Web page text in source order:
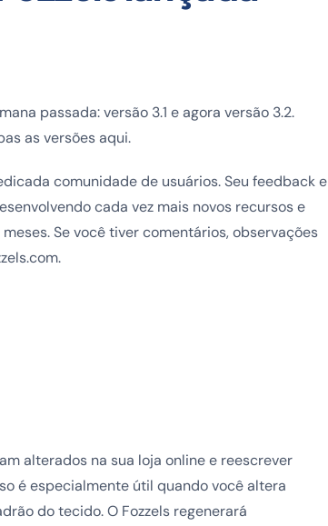
passada: versão 3.1 e agora versão 3.2.
as versões aqui.
comunidade de usuários. Seu feedback e
cada vez mais novos recursos e
Se você tiver comentários, observações
alterados na sua loja online e reescrever
é especialmente útil quando você altera
do tecido. O Fozzels regenerará